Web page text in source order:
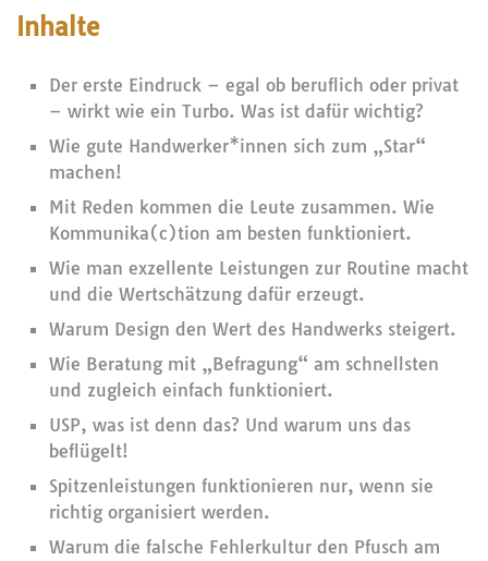
Inhalte
Der erste Eindruck – egal ob beruflich oder privat
– wirkt wie ein Turbo. Was ist dafür wichtig?
Wie gute Handwerker*innen sich zum „Star“
machen!
Mit Reden kommen die Leute zusammen. Wie
Kommunika(c)tion am besten funktioniert.
Wie man exzellente Leistungen zur Routine macht
und die Wertschätzung dafür erzeugt.
Warum Design den Wert des Handwerks steigert.
Wie Beratung mit „Befragung“ am schnellsten
und zugleich einfach funktioniert.
USP, was ist denn das? Und warum uns das
beflügelt!
Spitzenleistungen funktionieren nur, wenn sie
richtig organisiert werden.
Warum die falsche Fehlerkultur den Pfusch am